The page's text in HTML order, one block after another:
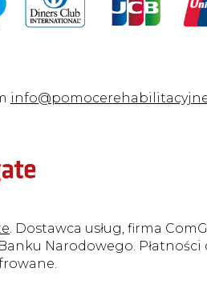
. Dostawca usług, firma
Narodowego.